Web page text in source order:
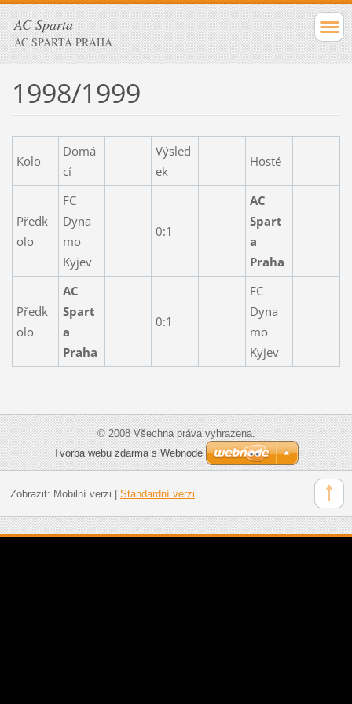
AC Sparta
AC SPARTA PRAHA
1998/1999
Kolo
Domá
cí
Výsled
ek
Hosté
Předk
olo
FC
Dyna
mo
Kyjev
0:1
AC
Spart
a
Praha
Předk
olo
AC
Spart
a
Praha
0:1
FC
Dyna
mo
Kyjev
© 2008 Všechna práva vyhrazena.
Tvorba webu zdarma s Webnode
Zobrazit: Mobilní verzi Standardní verzi